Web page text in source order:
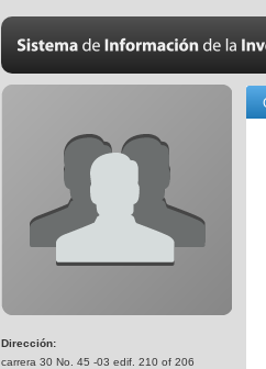
Dirección:
carrera 30 No. 45 -03 edif. 210 of 206